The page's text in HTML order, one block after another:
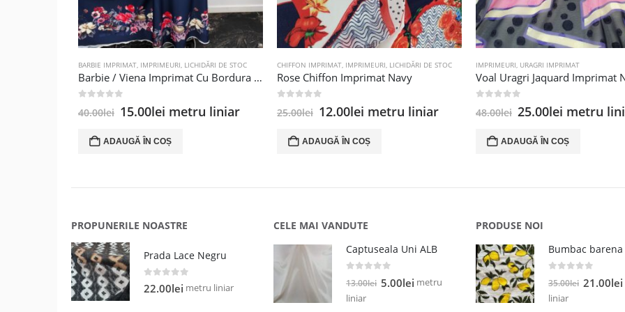
BARBIE IMPRIMAT, IMPRIMEURI, LICHIDĂRI DE STOC
Barbie / Viena Imprimat Cu Bordura Floral Navy / Rosu
40.00lei Prețul
a
fost:
15.00lei Prețul
este:
15.00lei.
metru liniar
ADAUGĂ ÎN COȘ
CHIFFON IMPRIMAT, IMPRIMEURI, LICHIDĂRI DE STOC
Rose Chiffon Imprimat Navy
25.00lei Prețul
a
fost:
12.00lei Prețul
este:
12.00lei.
metru liniar
ADAUGĂ ÎN COȘ
IMPRIMEURI, URAGRI IMPRIMAT
48.00lei Prețul
a
fost:
25.00lei Prețul
este:
25.00lei.
metru
ADAUGĂ ÎN COȘ
PROPUNERILE NOASTRE
Prada Lace Negru
0 out of 5
22.00lei metru liniar
CELE MAI VANDUTE
Captuseala Uni ALB
13.00lei Prețul
5.00lei Prețul
metru
liniar
PRODUSE NOI
35.00lei Prețul
21.00lei
liniar